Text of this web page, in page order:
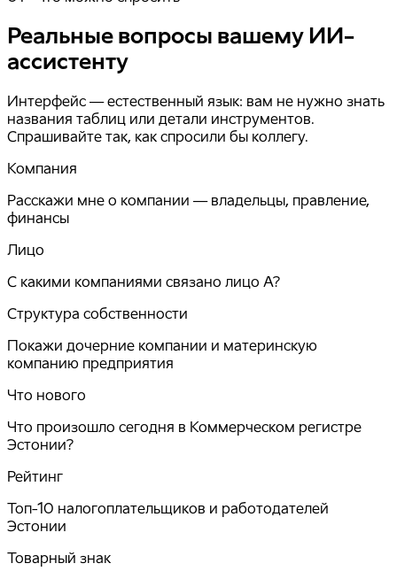
Реальные вопросы вашему ИИ-
ассистенту
Интерфейс — естественный язык: вам не нужно знать
названия таблиц или детали инструментов.
Спрашивайте так, как спросили бы коллегу.
Компания
Расскажи мне о компании — владельцы, правление,
финансы
Лицо
С какими компаниями связано лицо A?
Структура собственности
Покажи дочерние компании и материнскую
компанию предприятия
Что нового
Что произошло сегодня в Коммерческом регистре
Эстонии?
Рейтинг
Топ-10 налогоплательщиков и работодателей
Эстонии
Товарный знак